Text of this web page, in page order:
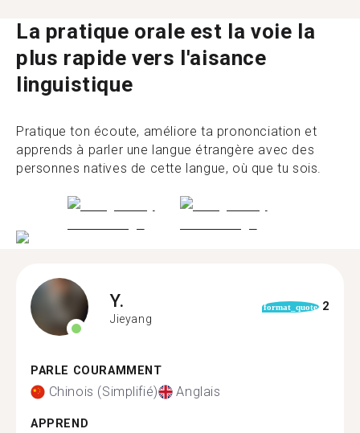
La pratique orale est la voie la
plus rapide vers l'aisance
linguistique
Pratique ton écoute, améliore ta prononciation et
apprends à parler une langue étrangère avec des
personnes natives de cette langue, où que tu sois.
Y.
Jieyang
format_quote 2
PARLE COURAMMENT
Chinois (Simplifié) Anglais
APPREND